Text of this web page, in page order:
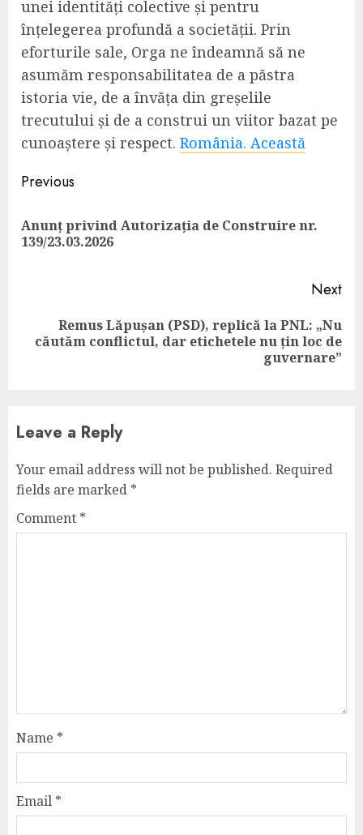
unei identități colective și pentru
înțelegerea profundă a societății. Prin
eforturile sale, Orga ne îndeamnă să ne
asumăm responsabilitatea de a păstra
istoria vie, de a învăța din greșelile
trecutului și de a construi un viitor bazat pe
cunoaștere și respect. România. Această
Continue
Reading
Previous
Anunț privind Autorizația de Construire nr.
139/23.03.2026
Next
Next
Remus Lăpușan (PSD), replică la PNL: „Nu
căutăm conflictul, dar etichetele nu țin loc de
guvernare”
Leave a Reply
Your email address will not be published. Required
fields are marked *
Comment *
Name *
Email *